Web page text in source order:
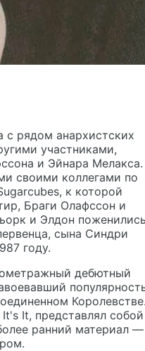
с рядом анархистских
участниками,
и Эйнара
своими коллегами по
к которой
Браги Олафссон и
и Элдон поженились
сына Синдри
году.
дебютный
Королевстве.
It, представлял собой
ранний материал —